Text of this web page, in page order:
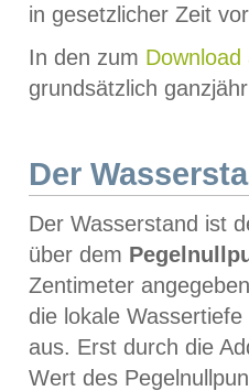
in gesetzlicher Zeit
In den zum Download
grundsätzlich
Der
Der Wasserstand ist
über dem
Zentimeter
die lokale
aus. Erst durch die
Wert des